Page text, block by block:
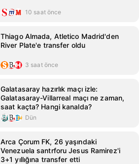
10 saat önce
Thiago Almada, Atletico Madrid'den
River Plate'e transfer oldu
3 saat önce
Galatasaray hazırlık maçı izle:
Galatasaray-Villarreal maçı ne zaman,
saat kaçta? Hangi kanalda?
Dün
Arca Çorum FK, 26 yaşındaki
Venezuela santrforu Jesus Ramirez'i
3+1 yıllığına transfer etti